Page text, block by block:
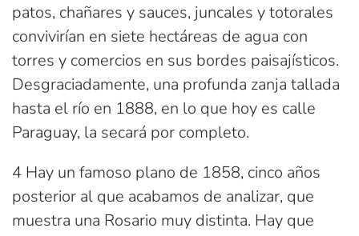
patos, chañares y sauces, juncales y totorales
convivirían en siete hectáreas de agua con
torres y comercios en sus bordes paisajísticos.
Desgraciadamente, una profunda zanja tallada
hasta el río en 1888, en lo que hoy es calle
Paraguay, la secará por completo.
4 Hay un famoso plano de 1858, cinco años
posterior al que acabamos de analizar, que
muestra una Rosario muy distinta. Hay que